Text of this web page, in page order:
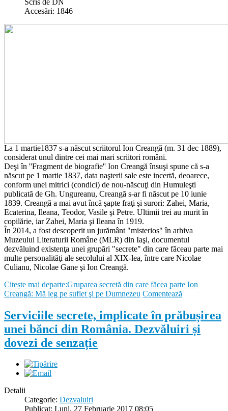
Accesări: 1846
La 1 martie1837 s-a născut scriitorul Ion Creangă (m. 31 dec 1889),
considerat unul dintre cei mai mari scriitori români.
Deşi în ''Fragment de biografie'' Ion Creangă însuşi spune că s-a
născut pe 1 martie 1837, data naşterii sale este incertă, deoarece,
conform unei mitrici (condici) de nou-născuţi din Humuleşti
publicată de Gh. Ungureanu, Creangă s-ar fi născut pe 10 iunie
1839. Creangă a mai avut încă şapte fraţi şi surori: Zahei, Maria,
Ecaterina, Ileana, Teodor, Vasile şi Petre. Ultimii trei au murit în
copilărie, iar Zahei, Maria şi Ileana în 1919.
În 2014, a fost descoperit un jurământ "misterios" în arhiva
Muzeului Literaturii Române (MLR) din Iaşi, documentul
dezvăluind existenţa unei grupări "secrete" din care făceau parte mai
multe personalităţi ale secolului al XIX-lea, între care Nicolae
Culianu, Nicolae Gane şi Ion Creangă.
Citește mai departe:Gruparea secretă din care făcea parte Ion
Creangă: Mă leg pe suflet şi pe Dumnezeu Comentează
Serviciile secrete, implicate în prăbușirea
unei bănci din România. Dezvăluiri și
dovezi de senzație
Detalii
Categorie: Dezvaluiri
Publicat: Luni, 27 Februarie 2017 08:05